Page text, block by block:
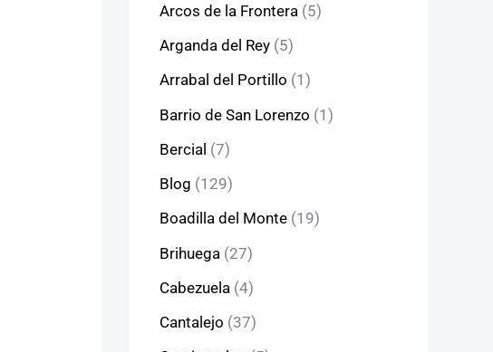
Arcos de la Frontera (5)
Arganda del Rey (5)
Arrabal del Portillo (1)
Barrio de San Lorenzo (1)
Bercial (7)
Blog (129)
Boadilla del Monte (19)
Brihuega (27)
Cabezuela (4)
Cantalejo (37)